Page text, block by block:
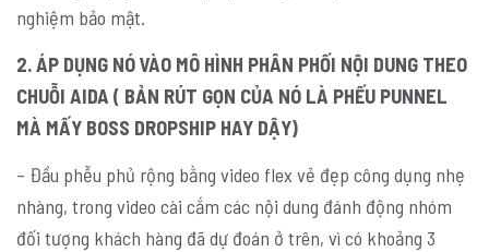
nghiệm bảo mật.
2. ÁP DỤNG NÓ VÀO MÔ HÌNH PHÂN PHỐI NỘI DUNG THEO
CHUỖI AIDA ( BẢN RÚT GỌN CỦA NÓ LÀ PHẾU PUNNEL
MÀ MẤY BOSS DROPSHIP HAY DẬY)
– Đầu phễu phủ rộng bằng video flex vẻ đẹp công dụng nhẹ
nhàng, trong video cài cắm các nội dung đánh động nhóm
đối tượng khách hàng đã dự đoán ở trên, vì có khoảng 3